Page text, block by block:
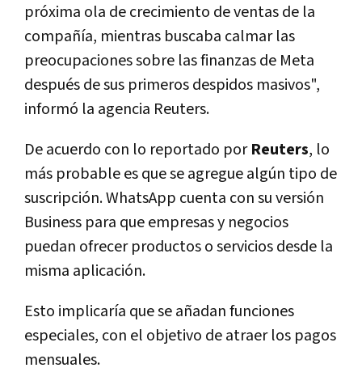
próxima ola de crecimiento de ventas de la
compañía, mientras buscaba calmar las
preocupaciones sobre las finanzas de Meta
después de sus primeros despidos masivos",
informó la agencia Reuters.
De acuerdo con lo reportado porReuters, lo
más probable es que se agregue algún tipo de
suscripción. WhatsApp cuenta con su versión
Business para que empresas y negocios
puedan ofrecer productos o servicios desde la
misma aplicación.
Esto implicaría que se añadan funciones
especiales, con el objetivo de atraer los pagos
mensuales.